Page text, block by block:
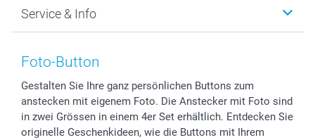
Fotoabzüge, Fotos als Buch & Poster
Zubehör & Material
Sticker & Etiketten
Geschenk-Gutscheine (PDF)
Datenschutz
AGB
Presse
Partnerprogramme
Investor Relations
Neujahr
Muttertag
Kommunion & Konfirmation
Hochzeit
Geburtstag
Service & Info
Preise und Versandkosten
48h Lieferung
Zahlungsmöglichkeiten
Anmelden /Registrieren
Foto-Button
Gestalten Sie Ihre ganz persönlichen Buttons zum
anstecken mit eigenem Foto. Die Anstecker mit Foto sind
in zwei Grössen in einem 4er Set erhältlich. Entdecken Sie
originelle Geschenkideen, wie die Buttons mit Ihrem